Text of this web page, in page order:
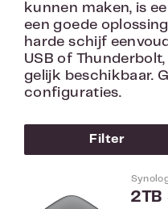
kunnen maken, is
een goede
harde schijf
USB of
gelijk beschikbaar.
configuraties.
Filter